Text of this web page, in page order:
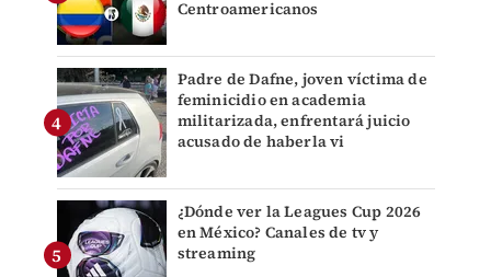
Centroamericanos
Padre de Dafne, joven víctima de
feminicidio en academia
militarizada, enfrentará juicio
acusado de haberla vi
¿Dónde ver la Leagues Cup 2026
en México? Canales de tv y
streaming